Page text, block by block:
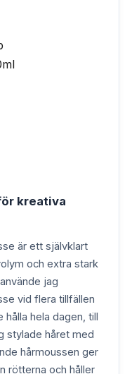
kreativa
är ett självklart
och extra stark
jag
vid flera tillfällen
hela dagen, till
stylade håret med
hårmoussen ger
rötterna och håller